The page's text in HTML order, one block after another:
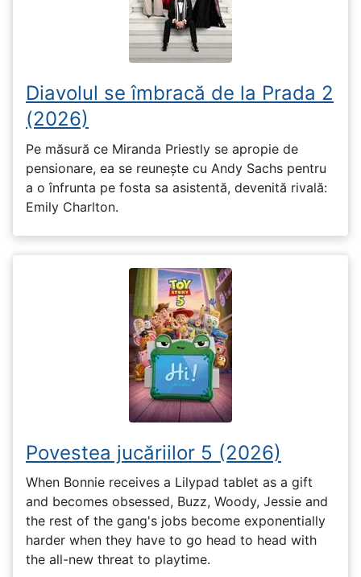
Diavolul se îmbracă de la Prada 2
(2026)
Pe măsură ce Miranda Priestly se apropie de
pensionare, ea se reunește cu Andy Sachs pentru
a o înfrunta pe fosta sa asistentă, devenită rivală:
Emily Charlton.
Povestea jucăriilor 5 (2026)
When Bonnie receives a Lilypad tablet as a gift
and becomes obsessed, Buzz, Woody, Jessie and
the rest of the gang's jobs become exponentially
harder when they have to go head to head with
the all-new threat to playtime.